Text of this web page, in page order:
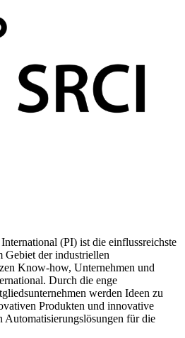
(PI) ist die einflussreichste
Gebiet der industriellen
Know-how, Unternehmen und
Durch die enge
werden Ideen zu
Produkten und innovative
Automatisierungslösungen für die